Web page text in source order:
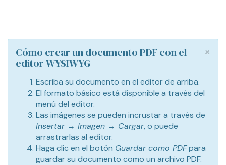
×
Cómo crear un documento PDF con el
editor WYSIWYG
Escriba su documento en el editor de arriba.
El formato básico está disponible a través del
menú del editor.
Las imágenes se pueden incrustar a través de
Insertar → Imagen → Cargar, o puede
arrastrarlas al editor.
Haga clic en el botón Guardar como PDFpara
guardar su documento como un archivo PDF.